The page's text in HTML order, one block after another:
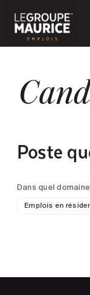
Poste
Dans quel
Emplois en